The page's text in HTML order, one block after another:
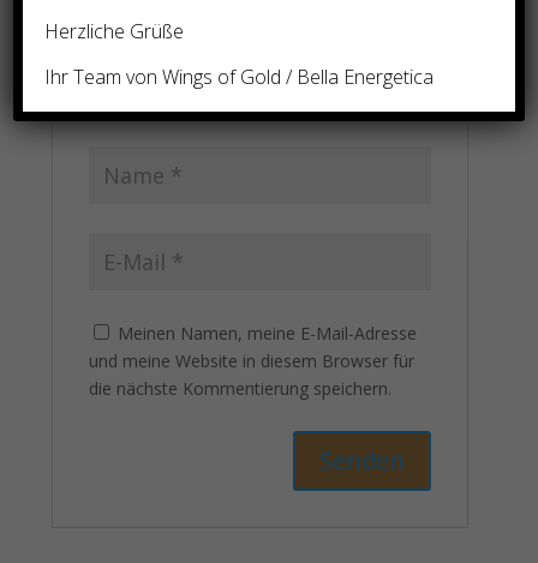
Meinen Namen, meine E-Mail-Adresse
und meine Website in diesem Browser für
die nächste Kommentierung speichern.
Herzliche Grüße
Ihr Team von Wings of Gold / Bella Energetica